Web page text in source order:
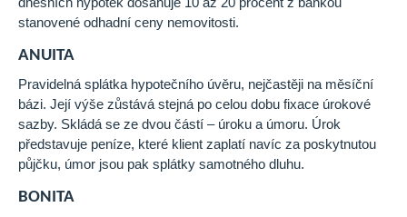
stanovené odhadní ceny nemovitosti.
ANUITA
Pravidelná splátka hypotečního úvěru, nejčastěji na měsíční
bázi. Její výše zůstává stejná po celou dobu fixace úrokové
sazby. Skládá se ze dvou částí – úroku a úmoru. Úrok
představuje peníze, které klient zaplatí navíc za poskytnutou
půjčku, úmor jsou pak splátky samotného dluhu.
BONITA